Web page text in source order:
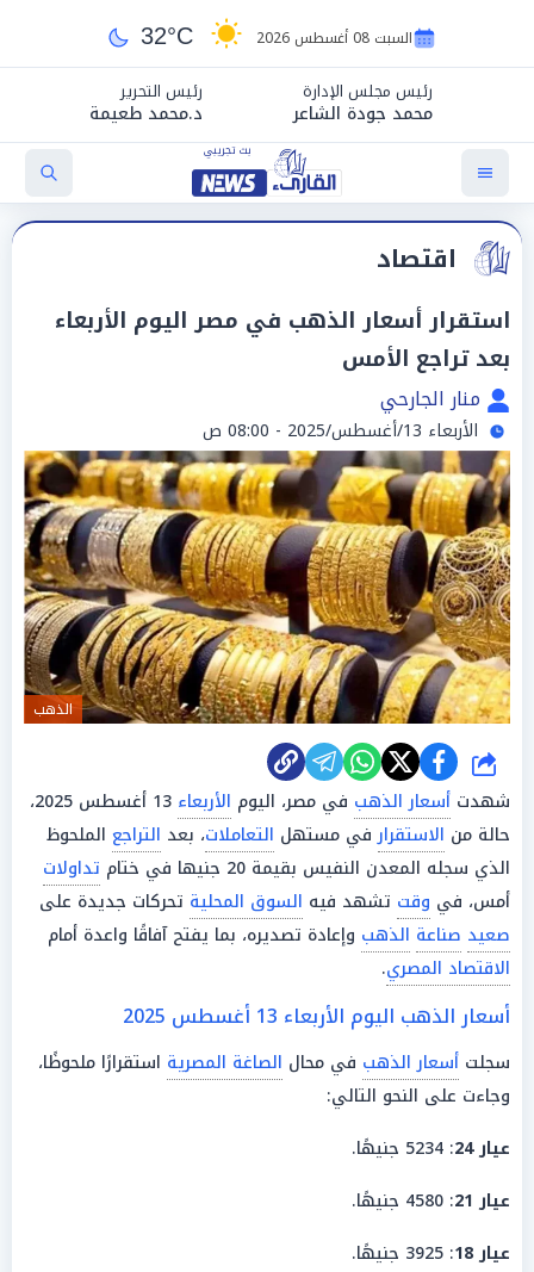
السبت 08 أغسطس 2026 32°C
رئيس مجلس الإدارة
محمد جودة الشاعر
رئيس التحرير
د.محمد طعيمة
اقتصاد
استقرار أسعار الذهب في مصر اليوم الأربعاء
بعد تراجع الأمس
منار الجارحي
الأربعاء 13/أغسطس/2025 - 08:00 ص
الذهب
شارك
شهدت أسعار الذهب في مصر، اليوم الأربعاء
13 أغسطس 2025،
حالة من الاستقرارفي مستهل التعاملات، بعد التراجع الملحوظ
الذي سجله المعدن النفيس بقيمة 20 جنيها في ختام
تداولات
أمس، في وقت تشهد فيه السوق المحلية تحركات جديدة على
صعيد صناعة الذهب وإعادة تصديره، بما يفتح آفاقًا واعدة أمام
الاقتصاد المصري.
أسعار الذهب اليوم الأربعاء 13 أغسطس 2025
سجلت أسعار الذهب في محال الصاغة المصرية استقرارًا ملحوظًا،
وجاءت على النحو التالي:
عيار 24
: 5234 جنيهًا.
عيار 21
: 4580 جنيهًا.
عيار 18
: 3925 جنيهًا.